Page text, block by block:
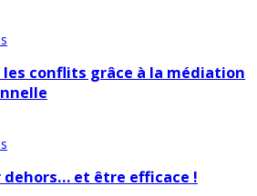
les conflits grâce à la médiation
dehors… et être efficace !